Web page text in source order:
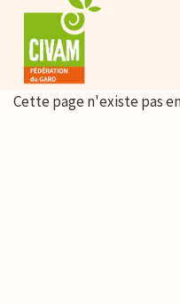
Cette page n'existe pas